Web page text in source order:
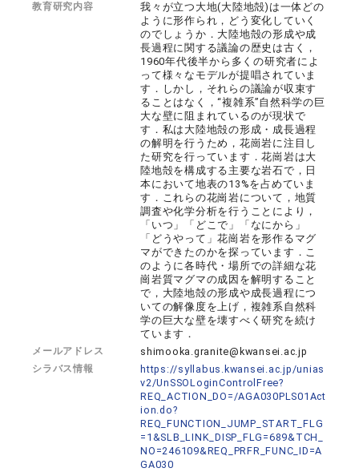
教育研究内容
我々が立つ大地(大陸地殻)は一体どの
ように形作られ，どう変化していく
のでしょうか．大陸地殻の形成や成
長過程に関する議論の歴史は古く，
1960年代後半から多くの研究者によ
って様々なモデルが提唱されていま
す．しかし，それらの議論が収束す
ることはなく，“複雑系”自然科学の巨
大な壁に阻まれているのが現状で
す．私は大陸地殻の形成・成長過程
の解明を行うため，花崗岩に注目し
た研究を行っています．花崗岩は大
陸地殻を構成する主要な岩石で，日
本において地表の13%を占めていま
す．これらの花崗岩について，地質
調査や化学分析を行うことにより，
「いつ」「どこで」「なにから」
「どうやって」花崗岩を形作るマグ
マができたのかを探っています．こ
のように各時代・場所での詳細な花
崗岩質マグマの成因を解明すること
で，大陸地殻の形成や成長過程につ
いての解像度を上げ，複雑系自然科
学の巨大な壁を壊すべく研究を続け
ています．
メールアドレス shimooka.granite@kwansei.ac.jp
シラバス情報
https://syllabus.kwansei.ac.jp/unias
v2/UnSSOLoginControlFree?
REQ_ACTION_DO=/AGA030PLS01Act
ion.do?
REQ_FUNCTION_JUMP_START_FLG
=1&SLB_LINK_DISP_FLG=689&TCH_
NO=246109&REQ_PRFR_FUNC_ID=A
GA030